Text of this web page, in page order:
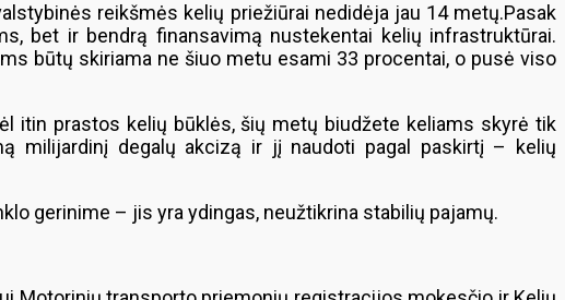
reikšmės kelių priežiūrai nedidėja jau 14 metų.Pasak
bet ir bendrą finansavimą nustekentai kelių infrastruktūrai.
būtų skiriama ne šiuo metu esami 33 procentai, o pusė viso
itin prastos kelių būklės, šių metų biudžete keliams skyrė tik
milijardinį degalų akcizą ir jį naudoti pagal paskirtį – kelių
gerinime – jis yra ydingas, neužtikrina stabilių pajamų.